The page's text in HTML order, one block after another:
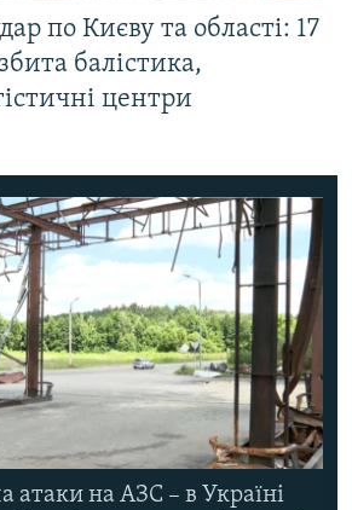
по Києву та області: 17
балістика,
центри
атаки на АЗС – в Україні